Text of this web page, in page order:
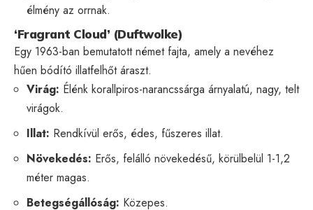
élmény az orrnak.
‘Fragrant Cloud’ (Duftwolke)
Egy 1963-ban bemutatott német fajta, amely a nevéhez
hűen bódító illatfelhőt áraszt.
Virág: Élénk korallpiros-narancssárga árnyalatú, nagy, telt
virágok.
Illat: Rendkívül erős, édes, fűszeres illat.
Növekedés: Erős, felálló növekedésű, körülbelül 1-1,2
méter magas.
Betegségállóság: Közepes.